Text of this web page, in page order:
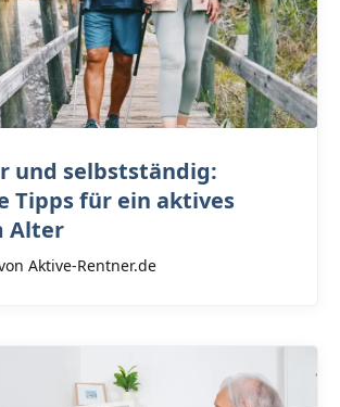
und selbstständig:
Tipps für ein aktives
Alter
Aktive-Rentner.de